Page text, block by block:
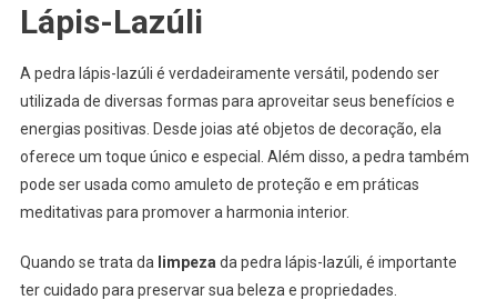
Lápis-Lazúli
A pedra lápis-lazúli é verdadeiramente versátil, podendo ser
utilizada de diversas formas para aproveitar seus benefícios e
energias positivas. Desde joias até objetos de decoração, ela
oferece um toque único e especial. Além disso, a pedra também
pode ser usada como amuleto de proteção e em práticas
meditativas para promover a harmonia interior.
Quando se trata da limpeza da pedra lápis-lazúli, é importante
ter cuidado para preservar sua beleza e propriedades.